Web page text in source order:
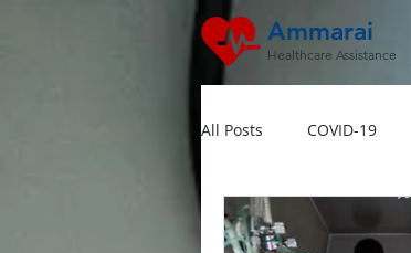
Ammarai
Healthcare Assistance
All Posts COVID-19
Hipertensi